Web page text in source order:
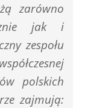
zarówno
jak i
zespołu
polskich
zajmują: